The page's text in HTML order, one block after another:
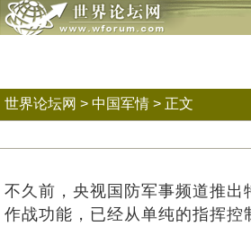
世界论坛网 > 中国军情 > 正文
不久前，央视国防军事频道推
作战功能，已经从单纯的指挥